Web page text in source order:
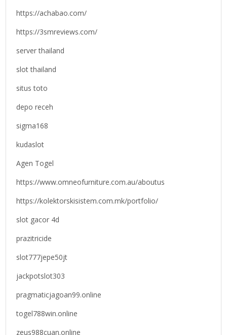
https://achabao.com/
https://3smreviews.com/
server thailand
slot thailand
situs toto
depo receh
sigma168
kudaslot
Agen Togel
https://www.omneofurniture.com.au/aboutus
https://kolektorskisistem.com.mk/portfolio/
slot gacor 4d
prazitricide
slot777jepe50jt
jackpotslot303
pragmaticjagoan99.online
togel788win.online
zeus988cuan.online